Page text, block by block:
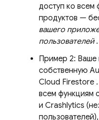
доступ ко всем
продуктов —
вашего
пользователей.
Пример 2: Ваше
собственную
Cloud Firestore
всем функциям
и Crashlytics